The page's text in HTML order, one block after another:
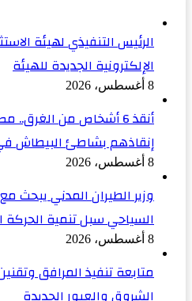
الرئيس التنفيذي لهيئة
الإلكترونية الجديدة للهيئة
8 أغسطس، 2026
أنقذ 6 أشخاص من
إنقاذهم بشاطئ البيطاش
8 أغسطس، 2026
وزير الطيران المدني
السياحي سبل تنمية الحركة
8 أغسطس، 2026
متابعة تنفيذ المرافق